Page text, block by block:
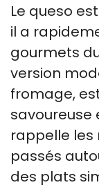
Le queso
il a
gourmets
version
fromage,
savoureuse
rappelle les
passés
des plats